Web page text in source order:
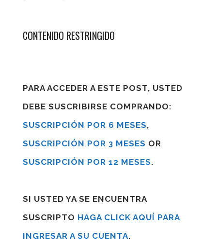
CONTENIDO RESTRINGIDO
PARA ACCEDER A ESTE POST, USTED
DEBE SUSCRIBIRSE COMPRANDO:
SUSCRIPCIÓN POR 6 MESES,
SUSCRIPCIÓN POR 3 MESES OR
SUSCRIPCIÓN POR 12 MESES.
SI USTED YA SE ENCUENTRA
SUSCRIPTO HAGA CLICK AQUÍ PARA
INGRESAR A SU CUENTA.